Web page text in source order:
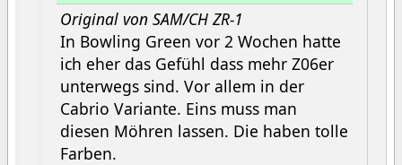
Original von SAM/CH ZR-1
In Bowling Green vor 2 Wochen hatte
ich eher das Gefühl dass mehr Z06er
unterwegs sind. Vor allem in der
Cabrio Variante. Eins muss man
diesen Möhren lassen. Die haben tolle
Farben.